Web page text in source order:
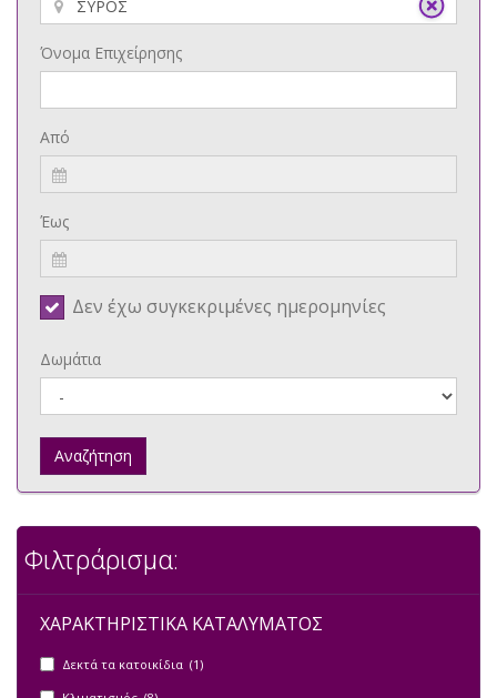
Όνομα Επιχείρησης
Από
Έως
Δεν έχω συγκεκριμένες ημερομηνίες
Δωμάτια
Αναζήτηση
Φιλτράρισμα:
ΧΑΡΑΚΤΗΡΙΣΤΙΚΑ ΚΑΤΑΛΥΜΑΤΟΣ
Δεκτά τα κατοικίδια (1)